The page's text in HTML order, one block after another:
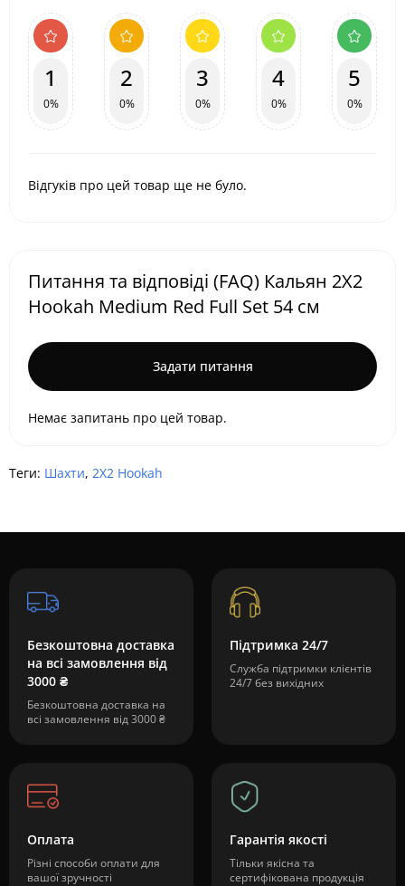
1
0%
2
0%
3
0%
4
0%
5
0%
Відгуків про цей товар ще не було.
Питання та відповіді (FAQ) Кальян 2X2
Hookah Medium Red Full Set 54 см
Задати питання
Немає запитань про цей товар.
Теги: Шахти, 2X2 Hookah
Безкоштовна доставка
на всі замовлення від
3000 ₴
Безкоштовна доставка на
всі замовлення від 3000 ₴
Підтримка 24/7
Служба підтримки клієнтів
24/7 без вихідних
Оплата
Різні способи оплати для
вашої зручності
Гарантія якості
Тільки якісна та
сертифікована продукція